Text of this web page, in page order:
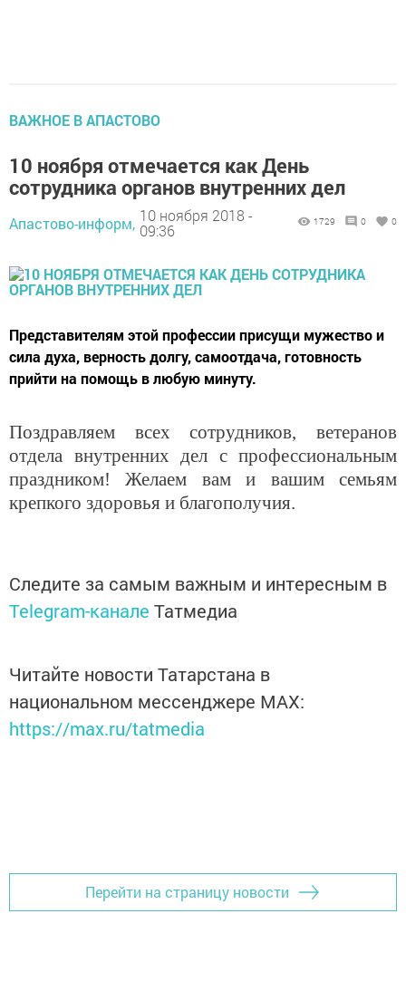
ВАЖНОЕ В АПАСТОВО
10 ноября отмечается как День
сотрудника органов внутренних дел
Апастово-информ, 10 ноября 2018 -
09:36
1729 0 0
Представителям этой профессии присущи мужество и
сила духа, верность долгу, самоотдача, готовность
прийти на помощь в любую минуту.
Поздравляем всех сотрудников, ветеранов
отдела внутренних дел с профессиональным
праздником! Желаем вам и вашим семьям
крепкого здоровья и благополучия.
Следите за самым важным и интересным в
Telegram-канале Татмедиа
Читайте новости Татарстана в
национальном мессенджере MАХ:
https://max.ru/tatmedia
Перейти на страницу новости